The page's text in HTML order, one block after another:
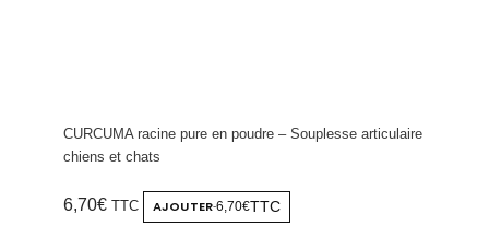
CURCUMA racine pure en poudre – Souplesse articulaire
chiens et chats
6,70€ TTC AJOUTER-6,70€TTC